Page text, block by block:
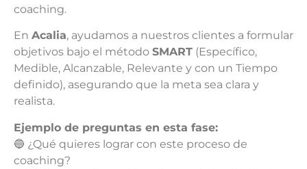
coaching.
En Acalia, ayudamos a nuestros clientes a formular
objetivos bajo el método SMART (Específico,
Medible, Alcanzable, Relevante y con un Tiempo
definido), asegurando que la meta sea clara y
realista.
Ejemplo de preguntas en esta fase:
🔵 ¿Qué quieres lograr con este proceso de
coaching?